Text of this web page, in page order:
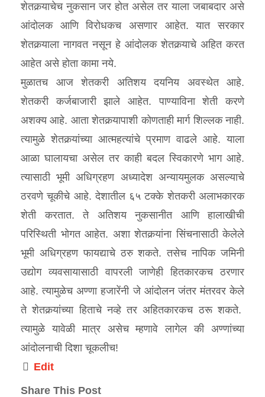
शेतकर्‍याचेच नुकसान जर होत असेल तर याला जबाबदार असे
आंदोलक आणि विरोधकच असणार आहेत. यात सरकार
शेतकर्‍याला नागवत नसून हे आंदोलक शेतकर्‍याचे अहित करत
आहेत असे होता कामा नये.
मुळातच आज शेतकरी अतिशय दयनिय अवस्थेत आहे.
शेतकरी कर्जबाजारी झाले आहेत. पाण्याविना शेती करणे
अशक्य आहे. आता शेतकर्‍यापाशी कोणताही मार्ग शिल्लक नाही.
त्यामुळे शेतकर्‍यांच्या आत्महत्यांचे प्रमाण वाढले आहे. याला
आळा घालायचा असेल तर काही बदल स्विकारणे भाग आहे.
त्यासाठी भूमी अधिग्रहण अध्यादेश अन्यायमुलक असल्याचे
ठरवणे चूकीचे आहे. देशातील ६५ टक्के शेतकरी अलाभकारक
शेती करतात. ते अतिशय नुकसानीत आणि हालाखीची
परिस्थिती भोगत आहेत. अशा शेतकर्‍यांना सिंचनासाठी केलेले
भूमी अधिग्रहण फायद्याचे ठरु शकते. तसेच नापिक जमिनी
उद्योग व्यवसायासाठी वापरली जाणेही हितकारकच ठरणार
आहे. त्यामुळेच अण्णा हजारेंनी जे आंदोलन जंतर मंतरवर केले
ते शेतकर्‍यांच्या हिताचे नव्हे तर अहितकारकच ठरू शकते.
त्यामुळे यावेळी मात्र असेच म्हणावे लागेल की अण्णांच्या
आंदोलनाची दिशा चूकलीच!
Edit
Share This Post